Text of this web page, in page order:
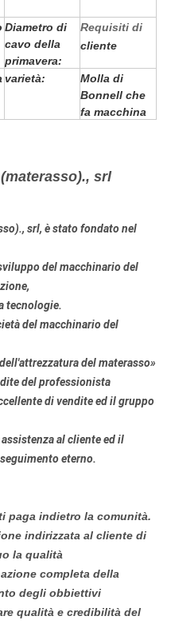
Diametro di
cavo della
primavera:
Requisiti di
cliente
varietà:
Molla di
Bonnell che
fa macchina
srl
srl, è stato fondato nel
del macchinariodel
,
tecnologie.
del macchinario del
del materasso»
del professionista
di vendite ed il gruppo
al cliente ed il
eterno.
paga indietro la comunità.
indirizzata al cliente di
la qualità
completa della
degli obbiettivi
qualità e credibilità del